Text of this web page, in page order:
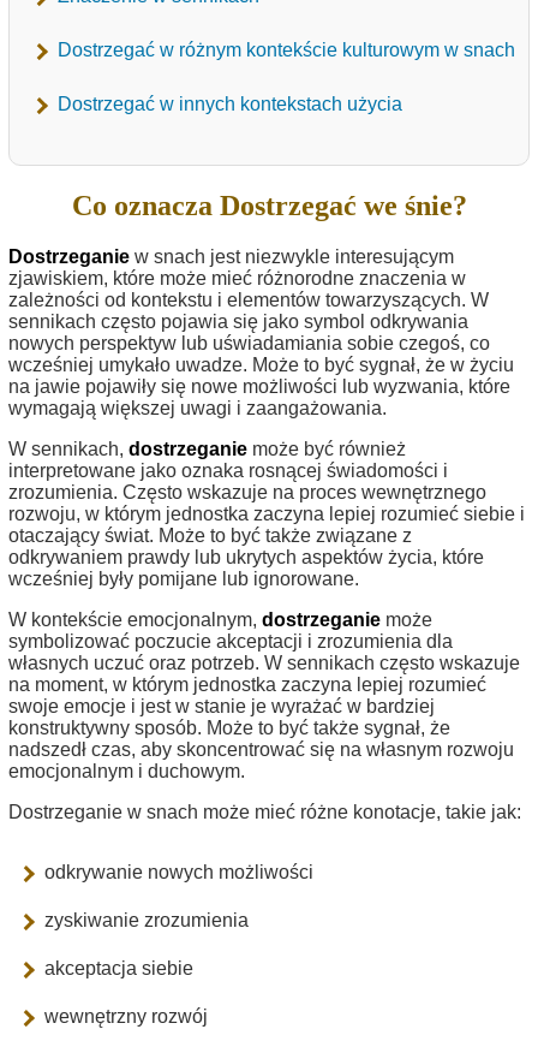
Dostrzegać w różnym kontekście kulturowym w snach
Dostrzegać w innych kontekstach użycia
Co oznacza Dostrzegać we śnie?
Dostrzeganie w snach jest niezwykle interesującym
zjawiskiem, które może mieć różnorodne znaczenia w
zależności od kontekstu i elementów towarzyszących. W
sennikach często pojawia się jako symbol odkrywania
nowych perspektyw lub uświadamiania sobie czegoś, co
wcześniej umykało uwadze. Może to być sygnał, że w życiu
na jawie pojawiły się nowe możliwości lub wyzwania, które
wymagają większej uwagi i zaangażowania.
W sennikach, dostrzeganie może być również
interpretowane jako oznaka rosnącej świadomości i
zrozumienia. Często wskazuje na proces wewnętrznego
rozwoju, w którym jednostka zaczyna lepiej rozumieć siebie i
otaczający świat. Może to być także związane z
odkrywaniem prawdy lub ukrytych aspektów życia, które
wcześniej były pomijane lub ignorowane.
W kontekście emocjonalnym, dostrzeganie może
symbolizować poczucie akceptacji i zrozumienia dla
własnych uczuć oraz potrzeb. W sennikach często wskazuje
na moment, w którym jednostka zaczyna lepiej rozumieć
swoje emocje i jest w stanie je wyrażać w bardziej
konstruktywny sposób. Może to być także sygnał, że
nadszedł czas, aby skoncentrować się na własnym rozwoju
emocjonalnym i duchowym.
Dostrzeganie w snach może mieć różne konotacje, takie jak:
odkrywanie nowych możliwości
zyskiwanie zrozumienia
akceptacja siebie
wewnętrzny rozwój